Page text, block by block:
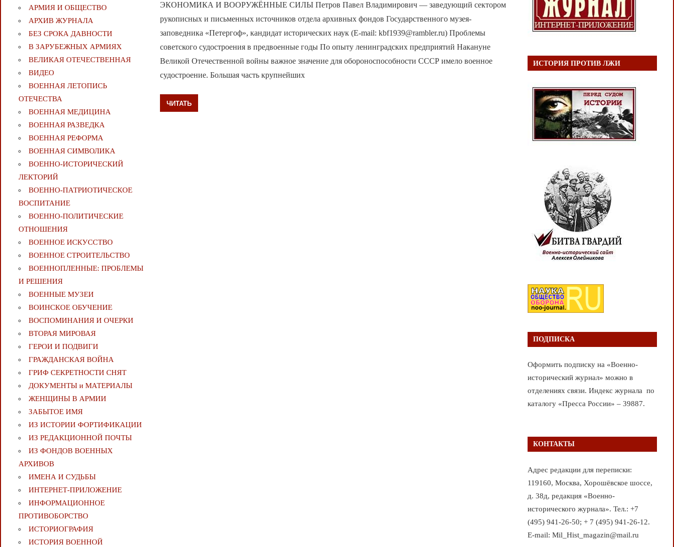
ЭКОНОМИКА И ВООРУЖЁННЫЕ СИЛЫ Петров Павел Владимирович — заведующий сектором
рукописных и письменных источников отдела архивных фондов Государственного музея-
заповедника «Петергоф», кандидат исторических наук (E-mail: kbf1939@rambler.ru) Проблемы
советского судостроения в предвоенные годы По опыту ленинградских предприятий Накануне
Великой Отечественной войны важное значение для обороноспособности СССР имело военное
судостроение. Большая часть крупнейших
ЧИТАТЬ
АРМИЯ И ОБЩЕСТВО
АРХИВ ЖУРНАЛА
БЕЗ СРОКА ДАВНОСТИ
В ЗАРУБЕЖНЫХ АРМИЯХ
ВЕЛИКАЯ ОТЕЧЕСТВЕННАЯ
ВИДЕО
ВОЕННАЯ ЛЕТОПИСЬ
ОТЕЧЕСТВА
ВОЕННАЯ МЕДИЦИНА
ВОЕННАЯ РАЗВЕДКА
ВОЕННАЯ РЕФОРМА
ВОЕННАЯ СИМВОЛИКА
ВОЕННО-ИСТОРИЧЕСКИЙ
ЛЕКТОРИЙ
ВОЕННО-ПАТРИОТИЧЕСКОЕ
ВОСПИТАНИЕ
ВОЕННО-ПОЛИТИЧЕСКИE
ОТНОШЕНИЯ
ВОЕННОЕ ИСКУССТВО
ВОЕННОЕ СТРОИТЕЛЬСТВО
ВОЕННОПЛЕННЫЕ: ПРОБЛЕМЫ
И РЕШЕНИЯ
ВОЕННЫЕ МУЗЕИ
ВОИНСКОЕ ОБУЧЕНИЕ
ВОСПОМИНАНИЯ И ОЧЕРКИ
ВТОРАЯ МИРОВАЯ
ГЕРОИ И ПОДВИГИ
ГРАЖДАНСКАЯ ВОЙНА
ГРИФ СЕКРЕТНОСТИ СНЯТ
ДОКУМЕНТЫ и МАТЕРИАЛЫ
ЖЕНЩИНЫ В АРМИИ
ЗАБЫТОЕ ИМЯ
ИЗ ИСТОРИИ ФОРТИФИКАЦИИ
ИЗ РЕДАКЦИОННОЙ ПОЧТЫ
ИЗ ФОНДОВ ВОЕННЫХ
АРХИВОВ
ИМЕНА И СУДЬБЫ
ИНТЕРНЕТ-ПРИЛОЖЕНИЕ
ИНФОРМАЦИОННОЕ
ПРОТИВОБОРСТВО
ИСТОРИОГРАФИЯ
ИСТОРИЯ ВОЕННОЙ
ИСТОРИЯ ПРОТИВ ЛЖИ
ПОДПИСКА
Оформить подписку на «Военно-
исторический журнал» можно в
отделениях связи. Индекс журнала по
каталогу «Пресса России» – 39887.
КОНТАКТЫ
Адрес редакции для переписки:
119160, Москва, Хорошёвское шоссе,
д. 38д, редакция «Военно-
исторического журнала». Тел.: +7
(495) 941-26-50; + 7 (495) 941-26-12.
E-mail: Mil_Hist_magazin@mail.ru